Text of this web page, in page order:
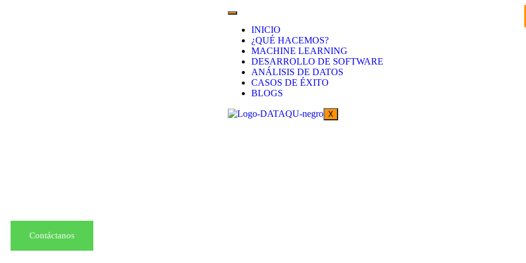
INICIO
¿QUÉ HACEMOS?
MACHINE LEARNING
DESARROLLO DE SOFTWARE
ANÁLISIS DE DATOS
CASOS DE ÉXITO
BLOGS
X
Contáctanos